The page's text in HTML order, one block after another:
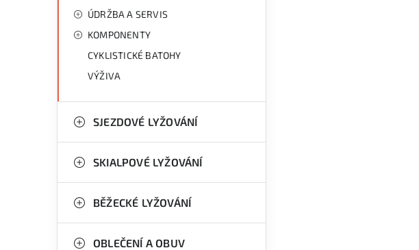
ÚDRŽBA A SERVIS
KOMPONENTY
CYKLISTICKÉ BATOHY
VÝŽIVA
SJEZDOVÉ LYŽOVÁNÍ
SKIALPOVÉ LYŽOVÁNÍ
BĚŽECKÉ LYŽOVÁNÍ
OBLEČENÍ A OBUV